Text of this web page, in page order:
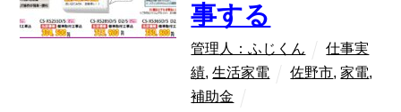
事する
管理人：ふじくん
仕事実
績,生活家電 佐野市,家電,
補助金